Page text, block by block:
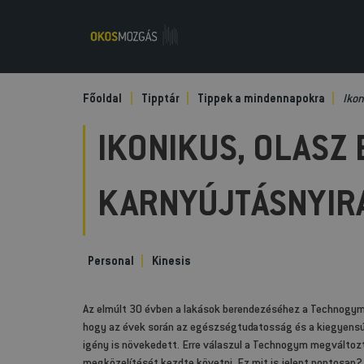
Főoldal Tipptár Tippek a mindennapokra
IKONIKUS, OLASZ
Personal Kinesis
Az elmúlt 30 évben a lakások berendezéséhez a
hogy az évek során az egészségtudatosság és a
igény is növekedett. Erre válaszul a Technogym